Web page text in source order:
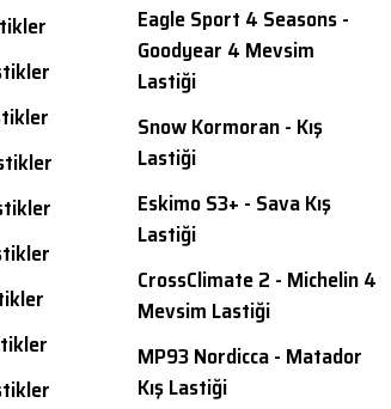
Eagle Sport 4 Seasons -
Goodyear 4 Mevsim
Lastiği
Snow Kormoran - Kış
Lastiği
Eskimo S3+ - Sava Kış
Lastiği
CrossClimate 2 - Michelin 4
Mevsim Lastiği
MP93 Nordicca - Matador
Kış Lastiği